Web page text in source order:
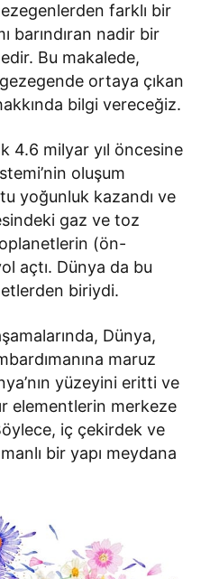
farklı bir
barındıran nadir bir
Bu makalede,
ortaya çıkan
bilgi vereceğiz.
4.6 milyar yıl öncesine
oluşum
yoğunluk kazandı ve
gaz ve toz
(ön-
açtı. Dünya da bu
biriydi.
Dünya,
maruz
yüzeyini eritti ve
elementlerin merkeze
iç çekirdek ve
bir yapı meydana